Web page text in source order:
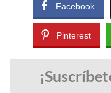
Facebook
Pinterest